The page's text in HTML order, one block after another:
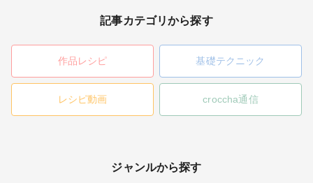
記事カテゴリから探す
作品レシピ 基礎テクニック
レシピ動画 croccha通信
ジャンルから探す